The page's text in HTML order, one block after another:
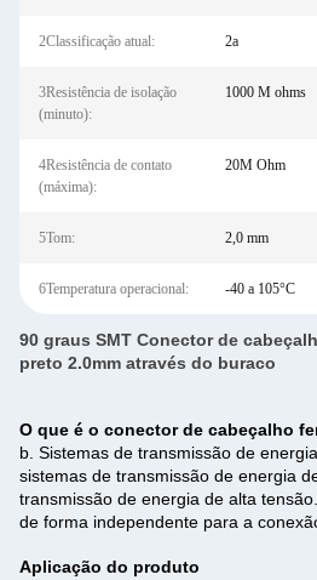
2Classificação atual: 2a
3Resistência de isolação
(minuto):
1000 M ohms
4Resistência de contato
(máxima):
20M Ohm
5Tom: 2,0 mm
6Temperatura operacional: -40 a 105°C
90 graus SMT Conector de
preto 2.0mm através do buraco
O que é o conector de cabeçalho
b. Sistemas de transmissão de
sistemas de transmissão de energia
transmissão de energia de alta
de forma independente para a
Aplicação do produto